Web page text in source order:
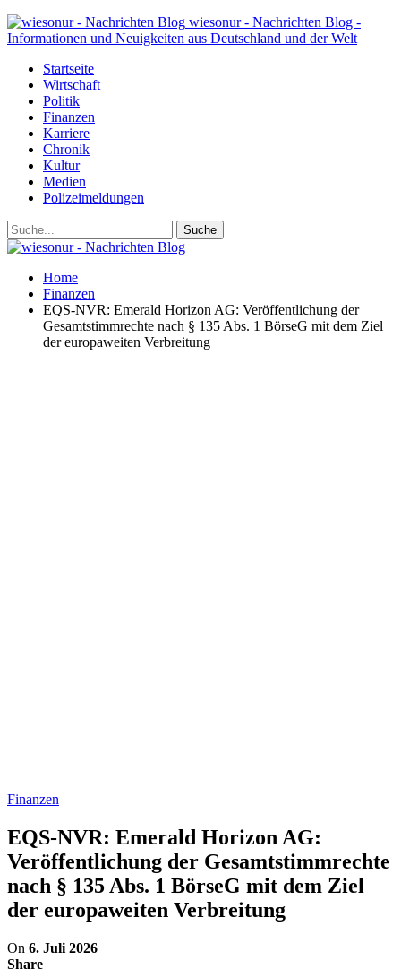
wiesonur - Nachrichten Blog -
Informationen und Neuigkeiten aus Deutschland und der Welt
Startseite
Wirtschaft
Politik
Finanzen
Karriere
Chronik
Kultur
Medien
Polizeimeldungen
Home
Finanzen
EQS-NVR: Emerald Horizon AG: Veröffentlichung der
Gesamtstimmrechte nach § 135 Abs. 1 BörseG mit dem Ziel
der europaweiten Verbreitung
Finanzen
EQS-NVR: Emerald Horizon AG:
Veröffentlichung der Gesamtstimmrechte
nach § 135 Abs. 1 BörseG mit dem Ziel
der europaweiten Verbreitung
On 6. Juli 2026
Share